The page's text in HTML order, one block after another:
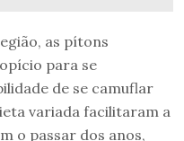
as pítons
para se
de se camuflar
variada facilitaram a
o passar dos anos,